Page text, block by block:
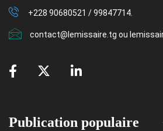
+228 90680521 / 99847714.
contact@lemissaire.tg ou
Publication populaire